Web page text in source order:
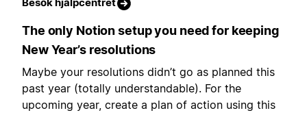
Besök hjälpcentret
The only Notion setup you need for keeping
New Year’s resolutions
Maybe your resolutions didn’t go as planned this
past year (totally understandable). For the
upcoming year, create a plan of action using this